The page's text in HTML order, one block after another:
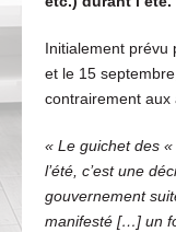
Initialement prévu
et le 15
contrairement aux
« Le guichet des
l’été, c’est une
gouvernement
manifesté […] un